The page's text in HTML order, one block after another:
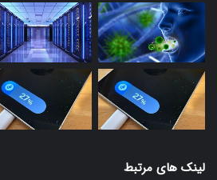
لینک های مرتبط